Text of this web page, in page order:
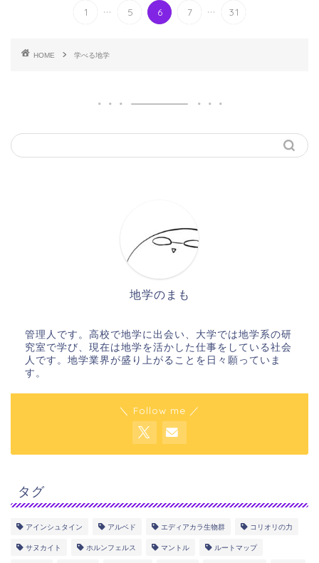
1 ... 5 6 7 ... 31
HOME 学べる地学
地学のまも
管理人です。高校で地学に出会い、大学では地学系の研
究室で学び、現在は地学を活かした仕事をしている社会
人です。地学業界が盛り上がることを日々願っていま
す。
＼ Follow me ／
タグ
アインシュタイン アルベド エディアカラ生物群 コリオリの力
サヌカイト ホルンフェルス マントル ルートマップ